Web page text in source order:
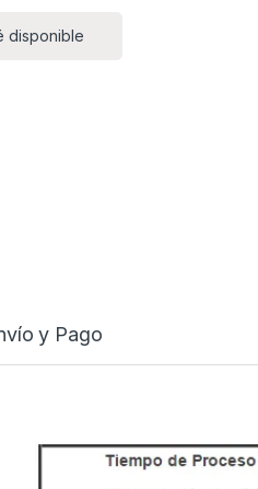
disponible
y Pago